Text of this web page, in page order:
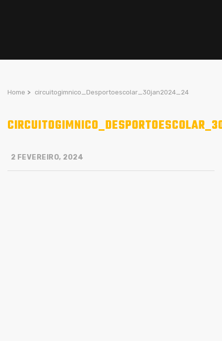
Home > circuitogimnico_Desportoescolar_30jan2024_24
2 FEVEREIRO, 2024